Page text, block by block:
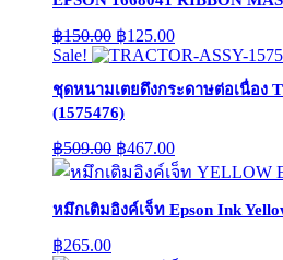
฿150.00 Original
price
฿150.00.
฿125.00Current
price
฿125.00.
Sale!
ชุดหนามเตยดึงกระดาษต่อเนื่อง
(1575476)
฿509.00 Original
price
was:
฿509.00.
฿467.00Current
price
is:
฿467.00.
หมึกเติมอิงค์เจ็ท Epson Ink
฿265.00